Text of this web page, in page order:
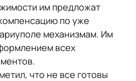
им предложат
по уже
механизмам. Им
всех
что не все готовы